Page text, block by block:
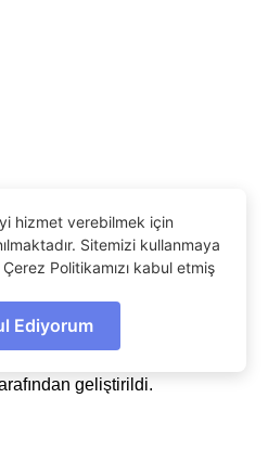
saklıdır.
are looking for.
– RANGE ROVER
geliştirildi.
hizmet verebilmek için
Sitemizi kullanmaya
Politikamızı kabul etmiş
Ediyorum